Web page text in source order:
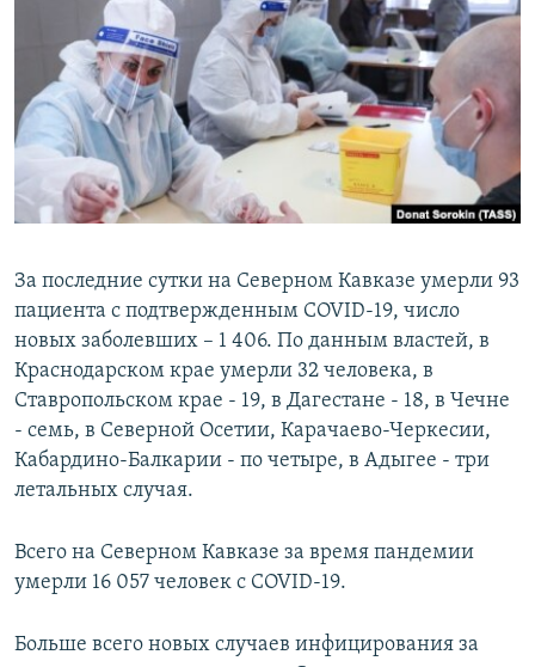
РАСПИСАНИЕ ВЕЩАНИЯ
ПОДПИШИТЕСЬ НА РАССЫЛКУ
СОЦИАЛЬНЫЕ СЕТИ
Все сайты РСЕ/РС
За последние сутки на Северном Кавказе умерли 93
пациента с подтвержденным COVID-19, число
новых заболевших – 1 406. По данным властей, в
Краснодарском крае умерли 32 человека, в
Ставропольском крае - 19, в Дагестане - 18, в Чечне
- семь, в Северной Осетии, Карачаево-Черкесии,
Кабардино-Балкарии - по четыре, в Адыгее - три
летальных случая.
Всего на Северном Кавказе за время пандемии
умерли 16 057 человек с COVID-19.
Больше всего новых случаев инфицирования за